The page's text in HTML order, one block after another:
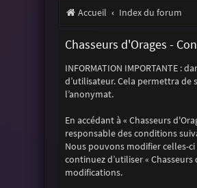
Accueil Index du forum
Chasseurs d'Orages -
INFORMATION IMPORTANTE
d’utilisateur. Cela permettra de
l’anonymat.
En accédant à « Chasseurs
responsable des conditions
Nous pouvons modifier celles-
continuez d’utiliser «
modifications.